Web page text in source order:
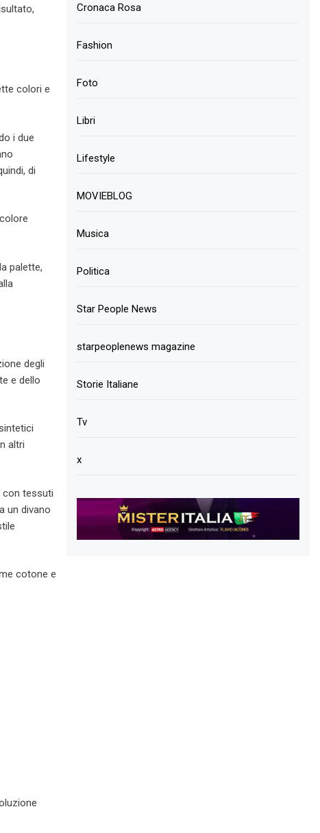
colori e
i due
di
palette,
degli
e dello
altri
con tessuti
un divano
cotone e
Cronaca Rosa
Fashion
Foto
Libri
Lifestyle
MOVIEBLOG
Musica
Politica
Star People News
starpeoplenews magazine
Storie Italiane
Tv
x